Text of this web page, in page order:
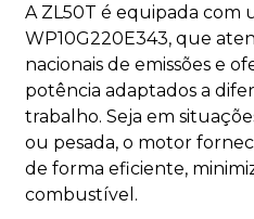
A ZL50T é equipada com
WP10G220E343, que
nacionais de emissões e
potência adaptados a
trabalho. Seja em
ou pesada, o motor
de forma eficiente,
combustível.